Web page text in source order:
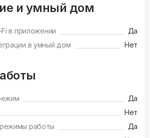
и умный дом
в приложении
Да
в умный дом
Нет
Да
Нет
работы
Да